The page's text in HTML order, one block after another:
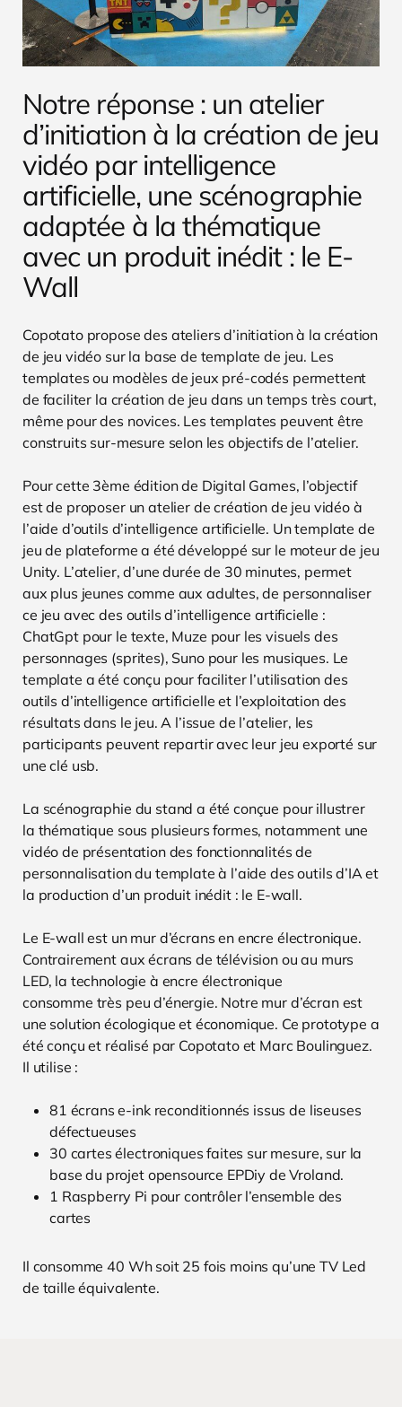
Notre réponse : un atelier
d’initiation à la création de jeu
vidéo par intelligence
artificielle, une scénographie
adaptée à la thématique
avec un produit inédit : le E-
Wall
Copotato propose des ateliers d’initiation à la création
de jeu vidéo sur la base de template de jeu. Les
templates ou modèles de jeux pré-codés permettent
de faciliter la création de jeu dans un temps très court,
même pour des novices. Les templates peuvent être
construits sur-mesure selon les objectifs de l’atelier.
Pour cette 3ème édition de Digital Games, l’objectif
est de proposer un atelier de création de jeu vidéo à
l’aide d’outils d’intelligence artificielle. Un template de
jeu de plateforme a été développé sur le moteur de jeu
Unity. L’atelier, d’une durée de 30 minutes, permet
aux plus jeunes comme aux adultes, de personnaliser
ce jeu avec des outils d’intelligence artificielle :
ChatGpt pour le texte, Muze pour les visuels des
personnages (sprites), Suno pour les musiques. Le
template a été conçu pour faciliter l’utilisation des
outils d’intelligence artificielle et l’exploitation des
résultats dans le jeu. A l’issue de l’atelier, les
participants peuvent repartir avec leur jeu exporté sur
une clé usb.
La scénographie du stand a été conçue pour illustrer
la thématique sous plusieurs formes, notamment une
vidéo de présentation des fonctionnalités de
personnalisation du template à l’aide des outils d’IA et
la production d’un produit inédit : le E-wall.
Le E-wall est un mur d’écrans en encre électronique.
Contrairement aux écrans de télévision ou au murs
LED, la technologie à encre électronique
consomme très peu d’énergie. Notre mur d’écran est
une solution écologique et économique. Ce prototype a
été conçu et réalisé par Copotato et Marc Boulinguez.
Il utilise :
81 écrans e-ink reconditionnés issus de liseuses
défectueuses
30 cartes électroniques faites sur mesure, sur la
base du projet opensource EPDiy de Vroland.
1 Raspberry Pi pour contrôler l’ensemble des
cartes
Il consomme 40 Wh soit 25 fois moins qu’une TV Led
de taille équivalente.